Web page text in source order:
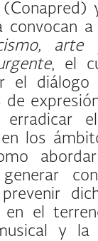
(Conapred)
convocan
, el
el diálogo
de
erradicar
en los
en el
y la